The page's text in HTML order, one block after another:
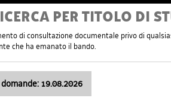
PER TITOLO DI
di consultazione documentale privo di
che ha emanato il bando.
19.08.2026